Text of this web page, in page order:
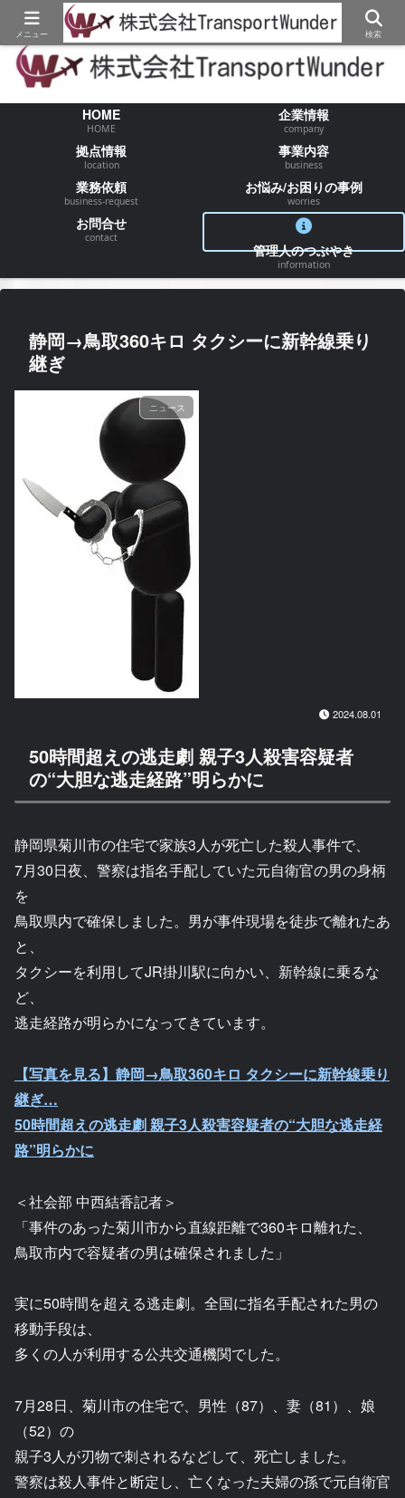
【物流/運送/配送】でお困りの事が御座いましたらお気軽にご相談ください
HOME
HOME
企業情報
company
拠点情報
location
事業内容
business
業務依頼
business-request
お悩み/お困りの事例
worries
お問合せ
contact
管理人のつぶやき
information
静岡→鳥取360キロ タクシーに新幹線乗り
継ぎ
ニュース
2024.08.01
50時間超えの逃走劇 親子3人殺害容疑者
の“大胆な逃走経路”明らかに
静岡県菊川市の住宅で家族3人が死亡した殺人事件で、
7月30日夜、警察は指名手配していた元自衛官の男の身柄
を
鳥取県内で確保しました。男が事件現場を徒歩で離れたあ
と、
タクシーを利用してJR掛川駅に向かい、新幹線に乗るな
ど、
逃走経路が明らかになってきています。
【写真を見る】静岡→鳥取360キロ タクシーに新幹線乗り
継ぎ…
50時間超えの逃走劇 親子3人殺害容疑者の“大胆な逃走経
路”明らかに
＜社会部 中西結香記者＞
「事件のあった菊川市から直線距離で360キロ離れた、
鳥取市内で容疑者の男は確保されました」
実に50時間を超える逃走劇。全国に指名手配された男の
移動手段は、
多くの人が利用する公共交通機関でした。
7月28日、菊川市の住宅で、男性（87）、妻（81）、娘
（52）の
親子3人が刃物で刺されるなどして、死亡しました。
警察は殺人事件と断定し、亡くなった夫婦の孫で元自衛官
メニュー 検索